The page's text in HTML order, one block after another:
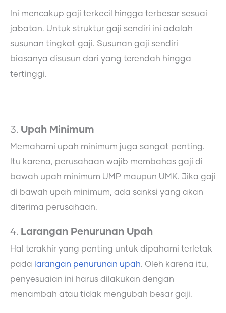
Ini mencakup gaji terkecil hingga terbesar sesuai
jabatan. Untuk struktur gaji sendiri ini adalah
susunan tingkat gaji. Susunan gaji sendiri
biasanya disusun dari yang terendah hingga
tertinggi.
3. Upah Minimum
Memahami upah minimum juga sangat penting.
Itu karena, perusahaan wajib membahas gaji di
bawah upah minimum UMP maupun UMK. Jika gaji
di bawah upah minimum, ada sanksi yang akan
diterima perusahaan.
4. Larangan Penurunan Upah
Hal terakhir yang penting untuk dipahami terletak
pada larangan penurunan upah. Oleh karena itu,
penyesuaian ini harus dilakukan dengan
menambah atau tidak mengubah besar gaji.